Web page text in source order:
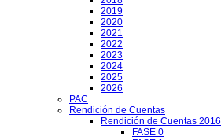
2019
2020
2021
2022
2023
2024
2025
2026
PAC
Rendición de Cuentas
Rendición de Cuentas 2016
FASE 0